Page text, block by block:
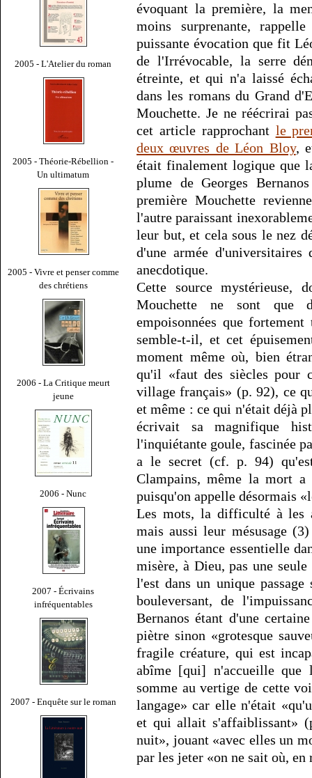
2005 - L'Atelier du roman
2005 - Théorie-Rébellion -
Un ultimatum
2005 - Vivre et penser comme
des chrétiens
2006 - La Critique meurt
jeune
2006 - Nunc
2007 - Écrivains
infréquentables
2007 - Enquête sur le roman
évoquant la première, la
moins surprenante,
puissante évocation que fit
de l'Irrévocable, la serre
étreinte, et qui n'a laissé
dans les romans du Grand
Mouchette. Je ne réécrirai
cet article rapprochant le
deux œuvres de Léon Bloy,
était finalement logique que
plume de Georges
première Mouchette
l'autre paraissant
leur but, et cela sous le nez
d'une armée
anecdotique.
Cette source mystérieuse,
Mouchette ne sont que
empoisonnées que
semble-t-il, et cet
moment même où, bien
qu'il «faut des siècles pour
village français» (p. 92), ce
et même : ce qui n'était déjà
écrivait sa magnifique
l'inquiétante goule, fascinée
a le secret (cf. p. 94)
Clampains, même la mort
puisqu'on appelle désormais
Les mots, la difficulté à les
mais aussi leur mésusage
une importance essentielle
misère, à Dieu, pas une
l'est dans un unique passage
bouleversant, de
Bernanos étant d'une
piètre sinon «grotesque
fragile créature, qui est
abîme [qui] n'accueille que
somme au vertige de cette
langage» car elle n'était
et qui allait s'affaiblissant»
nuit», jouant «avec elles un
par les jeter «on ne sait où,